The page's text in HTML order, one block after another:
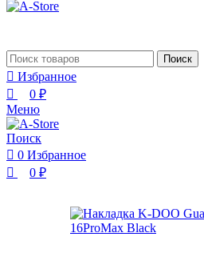
Поиск
Избранное
0 ₽
Меню
Поиск
0 Избранное
0 ₽